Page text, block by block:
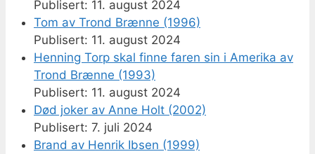
11. august 2024
Tom av Trond Brænne (1996)
11. august 2024
Henning Torp skal finne faren sin i Amerika av
Trond Brænne (1993)
11. august 2024
Død joker av Anne Holt (2002)
7. juli 2024
Brand av Henrik Ibsen (1999)